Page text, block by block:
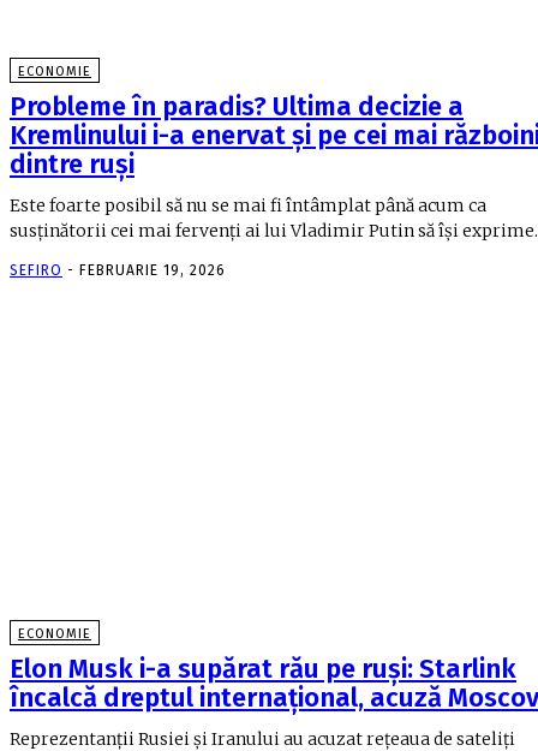
ECONOMIE
Probleme în paradis? Ultima decizie a
Kremlinului i-a enervat și pe cei mai
dintre ruși
Este foarte posibil să nu se mai fi întâmplat până acum ca
susținătorii cei mai fervenți ai lui Vladimir Putin să își
SEFIRO - FEBRUARIE 19, 2026
ECONOMIE
Elon Musk i-a supărat rău pe ruși: Starlink
încalcă dreptul internațional, acuză
Reprezentanții Rusiei și Iranului au acuzat rețeaua de sateliți